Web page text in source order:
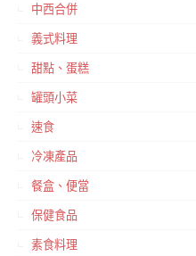
中西合併
義式料理
甜點、蛋糕
罐頭小菜
速食
冷凍產品
餐盒、便當
保健食品
素食料理